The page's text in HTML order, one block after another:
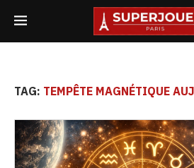
TAG: TEMPÊTE MAGNÉTIQUE